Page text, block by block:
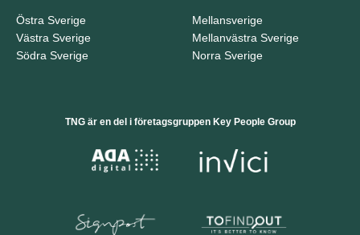
Östra Sverige
Västra Sverige
Södra Sverige
Mellansverige
Mellanvästra Sverige
Norra Sverige
TNG är en del i företagsgruppen Key People Group